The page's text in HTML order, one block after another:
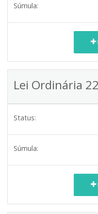
Súmula:
Lei Ordinária
Status:
Súmula: